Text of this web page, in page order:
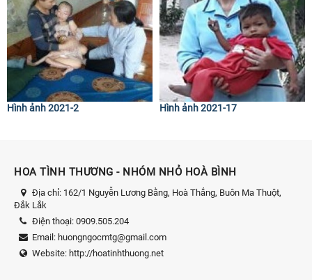
Hình ảnh 2021-2 Hình ảnh 2021-17
HOA TÌNH THƯƠNG - NHÓM NHỎ HOÀ BÌNH
Địa chỉ: 162/1 Nguyễn Lương Bằng, Hoà Thắng, Buôn Ma Thuột,
Đắk Lắk
Điện thoại: 0909.505.204
Email: huongngocmtg@gmail.com
Website: http://hoatinhthuong.net